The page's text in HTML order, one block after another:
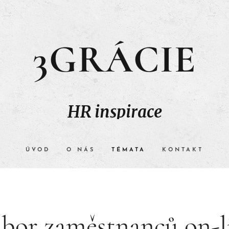
3GRÁCIE
HR inspirace
ÚVOD O NÁS TÉMATA KONTAKT